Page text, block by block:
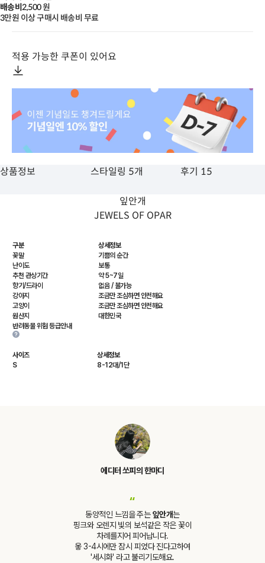
배송비2,500 원
3만원 이상 구매시 배송비 무료
적용 가능한 쿠폰이 있어요
상품정보 스타일링 5개 후기 15
잎안개
JEWELS OF OPAR
구분
상세정보
꽃말
기쁨의 순간
난이도
보통
추천 관상기간
약 5~7일
향기/드라이
없음 / 불가능
강아지
조금만 조심하면 안전해요
고양이
조금만 조심하면 안전해요
원산지
대한민국
반려동물 위험 등급안내
사이즈
상세정보
S
8-12대/1단
에디터 쏘피의 한마디
“
동양적인 느낌을 주는잎안개는
핑크와 오렌지 빛의 보석같은 작은 꽃이
차례를지어 피어납니다.
옿 3-4시에만 잠시 피었다 진다고하여
'세시화' 라고 불리기도해요.